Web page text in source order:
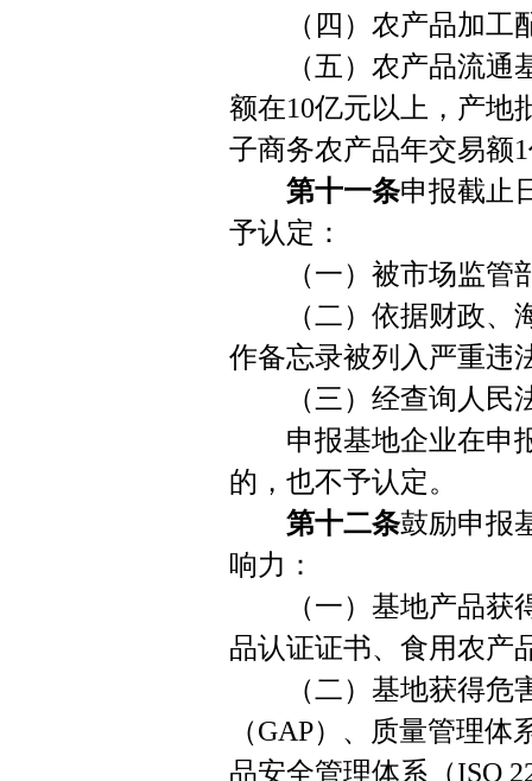
（四）农产品加工配
（五）农产品流通基
额在10亿元以上，产地
子商务农产品年交易额
第十一条申报截止
予认定：
（一）被市场监管部
（二）依据财政、海
作备忘录被列入严重违
（三）经查询人民法
申报基地企业在申报
的，也不予认定。
第十二条鼓励申报
响力：
（一）基地产品获得
品认证证书、食用农产
（二）基地获得危害
（GAP）、质量管理体
品安全管理体系（ISO